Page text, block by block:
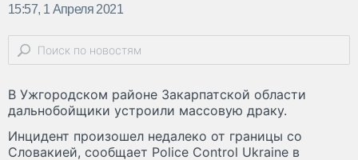
15:57, 1 Апреля 2021
В Ужгородском районе Закарпатской области
дальнобойщики устроили массовую драку.
Инцидент произошел недалеко от границы со
Словакией, сообщает Police Control Ukraine в